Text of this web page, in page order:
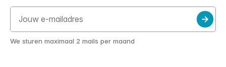
We sturen maximaal 2 mails per maand